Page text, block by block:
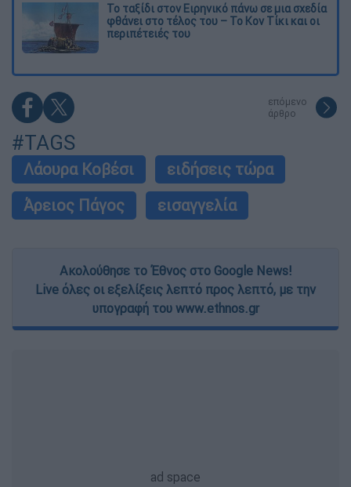
Το ταξίδι στον Ειρηνικό πάνω σε μια σχεδία
φθάνει στο τέλος του – Το Κον Τίκι και οι
περιπέτειές του
επόμενο
άρθρο
#TAGS
Λάουρα Κοβέσι
ειδήσεις τώρα
Άρειος Πάγος
εισαγγελία
Ακολούθησε το Έθνος στο Google News!
Live όλες οι εξελίξεις λεπτό προς λεπτό, με την
υπογραφή του www.ethnos.gr